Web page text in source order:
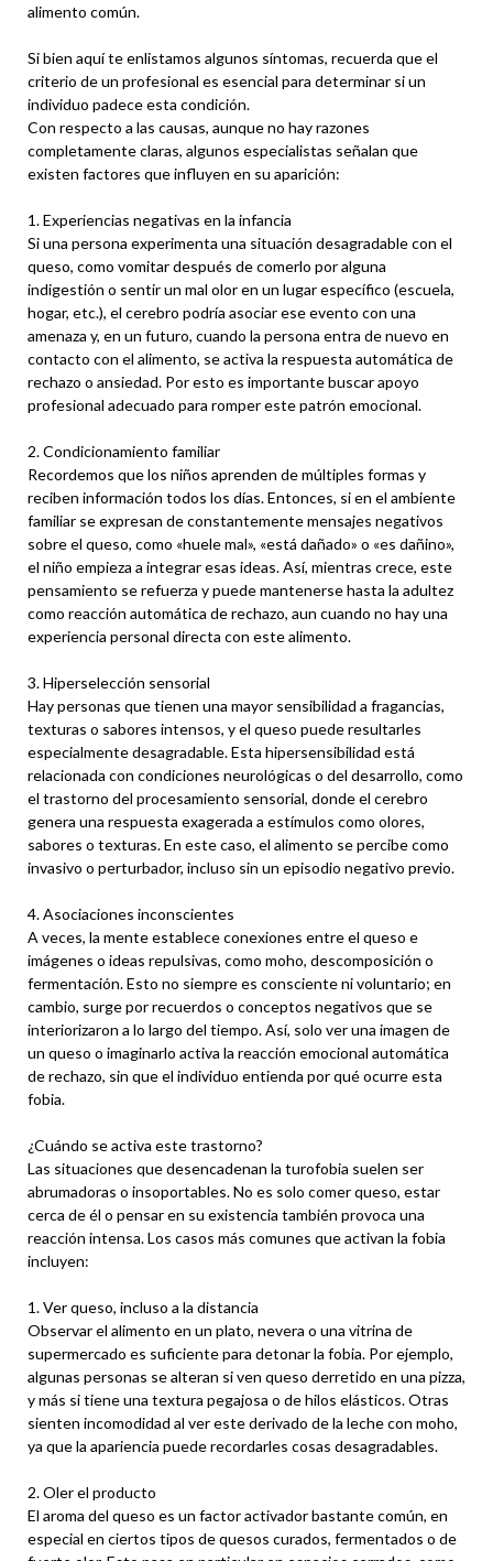
alimento común.
Si bien aquí te enlistamos algunos síntomas, recuerda que el
criterio de un profesional es esencial para determinar si un
individuo padece esta condición.
Con respecto a las causas, aunque no hay razones
completamente claras, algunos especialistas señalan que
existen factores que influyen en su aparición:
1. Experiencias negativas en la infancia
Si una persona experimenta una situación desagradable con el
queso, como vomitar después de comerlo por alguna
indigestión o sentir un mal olor en un lugar específico (escuela,
hogar, etc.), el cerebro podría asociar ese evento con una
amenaza y, en un futuro, cuando la persona entra de nuevo en
contacto con el alimento, se activa la respuesta automática de
rechazo o ansiedad. Por esto es importante buscar apoyo
profesional adecuado para romper este patrón emocional.
2. Condicionamiento familiar
Recordemos que los niños aprenden de múltiples formas y
reciben información todos los días. Entonces, si en el ambiente
familiar se expresan de constantemente mensajes negativos
sobre el queso, como «huele mal», «está dañado» o «es dañino»,
el niño empieza a integrar esas ideas. Así, mientras crece, este
pensamiento se refuerza y puede mantenerse hasta la adultez
como reacción automática de rechazo, aun cuando no hay una
experiencia personal directa con este alimento.
3. Hiperselección sensorial
Hay personas que tienen una mayor sensibilidad a fragancias,
texturas o sabores intensos, y el queso puede resultarles
especialmente desagradable. Esta hipersensibilidad está
relacionada con condiciones neurológicas o del desarrollo, como
el trastorno del procesamiento sensorial, donde el cerebro
genera una respuesta exagerada a estímulos como olores,
sabores o texturas. En este caso, el alimento se percibe como
invasivo o perturbador, incluso sin un episodio negativo previo.
4. Asociaciones inconscientes
A veces, la mente establece conexiones entre el queso e
imágenes o ideas repulsivas, como moho, descomposición o
fermentación. Esto no siempre es consciente ni voluntario; en
cambio, surge por recuerdos o conceptos negativos que se
interiorizaron a lo largo del tiempo. Así, solo ver una imagen de
un queso o imaginarlo activa la reacción emocional automática
de rechazo, sin que el individuo entienda por qué ocurre esta
fobia.
¿Cuándo se activa este trastorno?
Las situaciones que desencadenan la turofobia suelen ser
abrumadoras o insoportables. No es solo comer queso, estar
cerca de él o pensar en su existencia también provoca una
reacción intensa. Los casos más comunes que activan la fobia
incluyen:
1. Ver queso, incluso a la distancia
Observar el alimento en un plato, nevera o una vitrina de
supermercado es suficiente para detonar la fobia. Por ejemplo,
algunas personas se alteran si ven queso derretido en una pizza,
y más si tiene una textura pegajosa o de hilos elásticos. Otras
sienten incomodidad al ver este derivado de la leche con moho,
ya que la apariencia puede recordarles cosas desagradables.
2. Oler el producto
El aroma del queso es un factor activador bastante común, en
especial en ciertos tipos de quesos curados, fermentados o de